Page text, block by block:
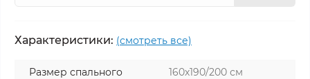
Характеристики: (смотреть все)
Размер спального
160х190/200 см